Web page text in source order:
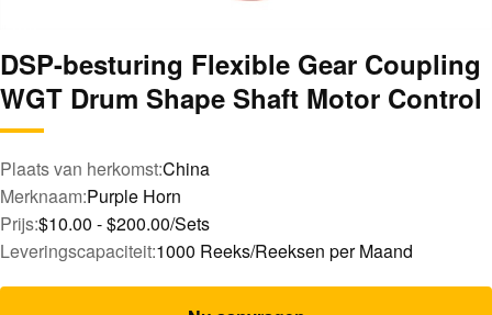
DSP-besturing Flexible Gear Coupling
WGT Drum Shape Shaft Motor Control
Plaats van herkomst:China
Merknaam:Purple Horn
Prijs:$10.00 - $200.00/Sets
Leveringscapaciteit:1000 Reeks/Reeksen per Maand